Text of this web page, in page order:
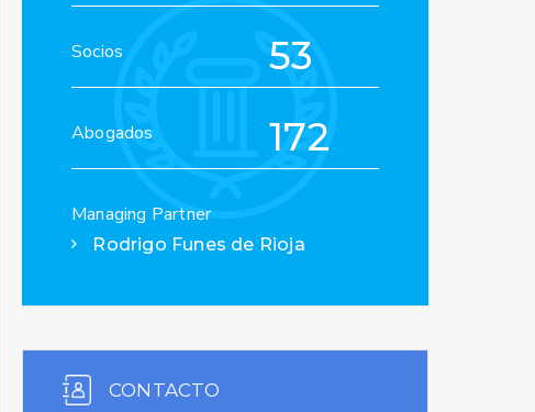
Socios 53
Abogados 172
Managing Partner
Rodrigo Funes de Rioja
CONTACTO